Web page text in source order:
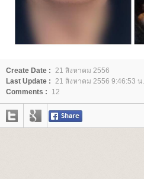
Create Date : 21 สิงหาคม 2556
Last Update : 21 สิงหาคม 2556 9:46:53 น.
Comments :
12